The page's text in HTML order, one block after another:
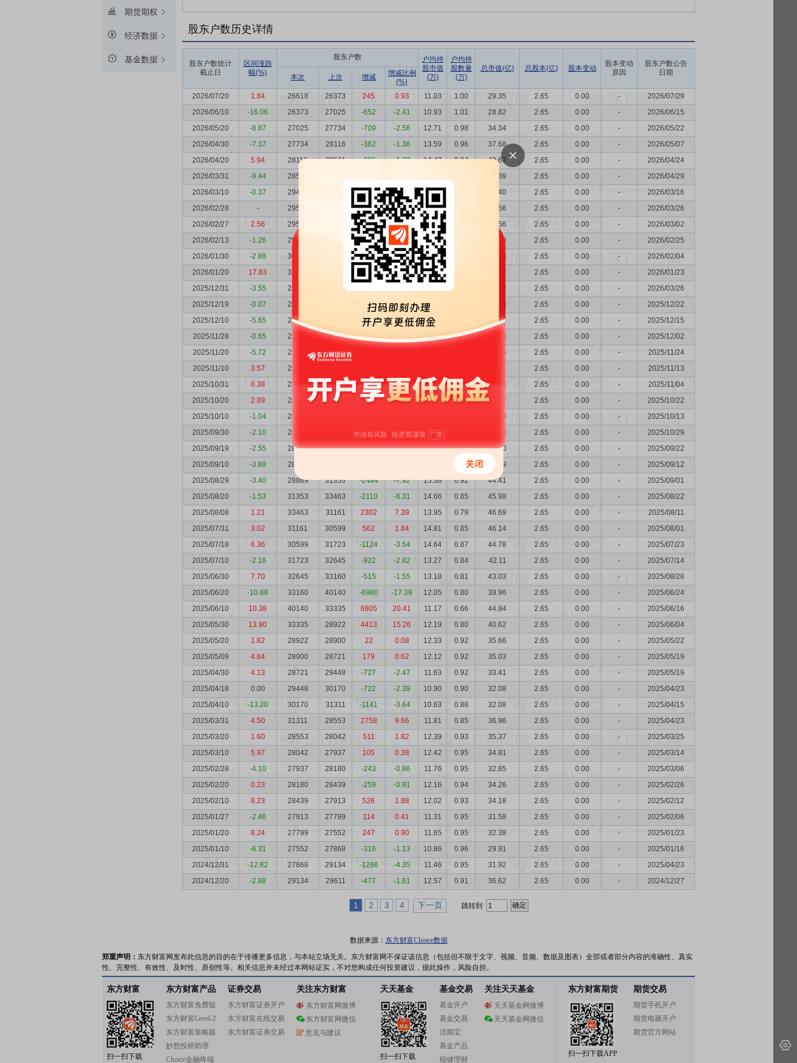
期货期权
经济数据
基金数据
股东户数历史详情
股东户数统计
截止日
区间涨跌
幅(%)
股东户数
户均持
股市值
(万)
户均持
股数量
(万)
总市值(亿) 总股本(亿) 股本变动
股本变动
原因
股东户数公告
日期
本次 上次 增减
增减比例
(%)
2026/07/20
1.84 26618 26373 245 0.93 11.03 1.00 29.35 2.65 0.00 -
2026/07/29
2026/06/10
-16.06 26373 27025 -652 -2.41 10.93 1.01 28.82 2.65 0.00 -
2026/06/15
2026/05/20
-8.87 27025 27734 -709 -2.56 12.71 0.98 34.34 2.65 0.00 -
2026/05/22
2026/04/30
-7.37 27734 28116 -382 -1.36 13.59 0.96 37.68 2.65 0.00 -
2026/05/07
2026/04/20
5.94 28116 28511 -395 -1.39 14.47 0.94 40.67 2.65 0.00 -
2026/04/24
2026/03/31
-9.44 28511 38.39 2.65 0.00 -
2026/04/29
2026/03/10
-0.37 29435 -71 -0.24 14.40 42.40 2.65 0.00 -
2026/03/16
2026/02/28
- 29506 0 0.00 14.42 42.56 2.65 0.00 -
2026/03/26
2026/02/27
2.56 29506 -287 -0.96 14.42 42.56 2.65 0.00 -
2026/03/02
2026/02/13
-1.26 29793 -874 -2.85 13.93 41.50 2.65 0.00 -
2026/02/25
2026/01/30
-2.88 30667 -351 -1.13 13.70 42.03 2.65 0.00 -
2026/02/04
2026/01/20
17.83 31018 3243 11.68 13.95 43.27 2.65 0.00 -
2026/01/23
2025/12/31
-3.55 27775 28105 0.95 36.72 2.65 0.00 -
2026/03/26
2025/12/19
-0.07 28105 -855 -2.95 13.55 38.08 2.65 0.00 -
2025/12/22
2025/12/10
-5.65 28960 -712 -2.40 13.16 38.10 2.65 0.00 -
2025/12/15
2025/11/28
-0.65 29672 29645 27 13.61 0.89 40.38 2.65 0.00 -
2025/12/02
2025/11/20
-5.72 29645 29620 40.65 2.65 0.00 -
2025/11/24
2025/11/10
3.57 29620 43.11 2.65 0.00 -
2025/11/13
2025/10/31
0.38 28426 28525 -99 -0.35 14.64 0.93 41.63 2.65 0.00 -
2025/11/04
2025/10/20
2.89 28525 28193 332 1.18 14.54 0.93 41.47 2.65 0.00 -
2025/10/22
2025/10/10
-1.04 28193 40.30 2.65 0.00 -
2025/10/13
2025/09/30
-2.10 28315 199 0.71 14.38 40.73 2.65 0.00 -
2025/10/29
2025/09/19
-2.55 28116 28184 -68 -0.24 14.80 0.94 41.60 2.65 0.00 -
2025/09/22
2025/09/10
-3.88 28184 0.94 42.69 2.65 0.00 -
2025/09/12
2025/08/29
-3.40 28869 31353 -2484 -7.92 15.38 0.92 44.41 2.65 0.00 -
2025/09/01
2025/08/20
-1.53 31353 33463 -2110 -6.31 14.66 0.85 45.98 2.65 0.00 -
2025/08/22
2025/08/08
1.21 33463 31161 2302 7.39 13.95 0.79 46.69 2.65 0.00 -
2025/08/11
2025/07/31
3.02 31161 30599 562 1.84 14.81 0.85 46.14 2.65 0.00 -
2025/08/01
2025/07/18
6.36 30599 31723 -1124 -3.54 14.64 0.87 44.78 2.65 0.00 -
2025/07/23
2025/07/10
-2.16 31723 32645 -922 -2.82 13.27 0.84 42.11 2.65 0.00 -
2025/07/14
2025/06/30
7.70 32645 33160 -515 -1.55 13.18 0.81 43.03 2.65 0.00 -
2025/08/28
2025/06/20
-10.88 33160 40140 -6980 -17.39 12.05 0.80 39.96 2.65 0.00 -
2025/06/24
2025/06/10
10.38 40140 33335 6805 20.41 11.17 0.66 44.84 2.65 0.00 -
2025/06/16
2025/05/30
13.90 33335 28922 4413 15.26 12.19 0.80 40.62 2.65 0.00 -
2025/06/04
2025/05/20
1.82 28922 28900 22 0.08 12.33 0.92 35.66 2.65 0.00 -
2025/05/22
2025/05/09
4.84 28900 28721 179 0.62 12.12 0.92 35.03 2.65 0.00 -
2025/05/19
2025/04/30
4.13 28721 29448 -727 -2.47 11.63 0.92 33.41 2.65 0.00 -
2025/05/19
2025/04/18
0.00 29448 30170 -722 -2.39 10.90 0.90 32.08 2.65 0.00 -
2025/04/23
2025/04/10
-13.20 30170 31311 -1141 -3.64 10.63 0.88 32.08 2.65 0.00 -
2025/04/15
2025/03/31
4.50 31311 28553 2758 9.66 11.81 0.85 36.96 2.65 0.00 -
2025/04/23
2025/03/20
1.60 28553 28042 511 1.82 12.39 0.93 35.37 2.65 0.00 -
2025/03/25
2025/03/10
5.97 28042 27937 105 0.38 12.42 0.95 34.81 2.65 0.00 -
2025/03/14
2025/02/28
-4.10 27937 28180 -243 -0.86 11.76 0.95 32.85 2.65 0.00 -
2025/03/06
2025/02/20
0.23 28180 28439 -259 -0.91 12.16 0.94 34.26 2.65 0.00 -
2025/02/26
2025/02/10
8.23 28439 27913 526 1.88 12.02 0.93 34.18 2.65 0.00 -
2025/02/12
2025/01/27
-2.46 27913 27799 114 0.41 11.31 0.95 31.58 2.65 0.00 -
2025/02/06
2025/01/20
8.24 27799 27552 247 0.90 11.65 0.95 32.38 2.65 0.00 -
2025/01/23
2025/01/10
-6.31 27552 27868 -316 -1.13 10.86 0.96 29.91 2.65 0.00 -
2025/01/16
2024/12/31
-12.82 27868 29134 -1266 -4.35 11.46 0.95 31.92 2.65 0.00 -
2025/04/23
2024/12/20
-2.88 29134 29611 -477 -1.61 12.57 0.91 36.62 2.65 0.00 - 2024/12/27
1 2 3 4 下一页 跳转到
数据来源： 东方财富Choice数据
郑重声明： 东方财富网发布此信息的目的在于传播更多信息，与本站立场无关。东方财富网不保证该信息（包括但不限于文字、视频、音频、数据及图表）全部或者部分内容的准确性、真实
性、完整性、有效性、及时性、原创性等。相关信息并未经过本网站证实，不对您构成任何投资建议，据此操作，风险自担。
东方财富
扫一扫下载
东方财富产品
东方财富免费版
东方财富Level-2
东方财富策略版
妙想投研助理
Choice金融终端
证券交易
东方财富证券开户
东方财富在线交易
东方财富证券交易
关注东方财富
东方财富网微博
东方财富网微信
意见与建议
天天基金
扫一扫下载
基金交易
基金开户
基金交易
活期宝
基金产品
稳健理财
关注天天基金
天天基金网微博
天天基金网微信
东方财富期货
扫一扫下载APP
期货交易
期货手机开户
期货电脑开户
期货官方网站